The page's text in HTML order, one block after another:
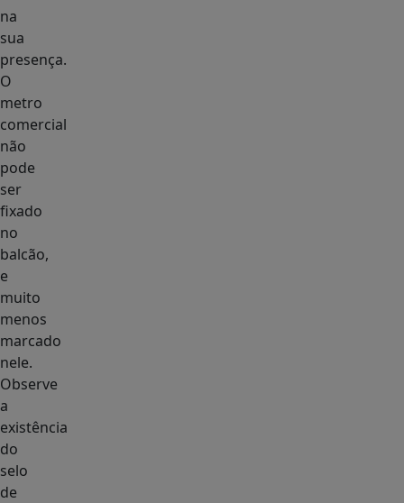
na
sua
presença.
O
metro
comercial
não
pode
ser
fixado
no
balcão,
e
muito
menos
marcado
nele.
Observe
a
existência
do
selo
de